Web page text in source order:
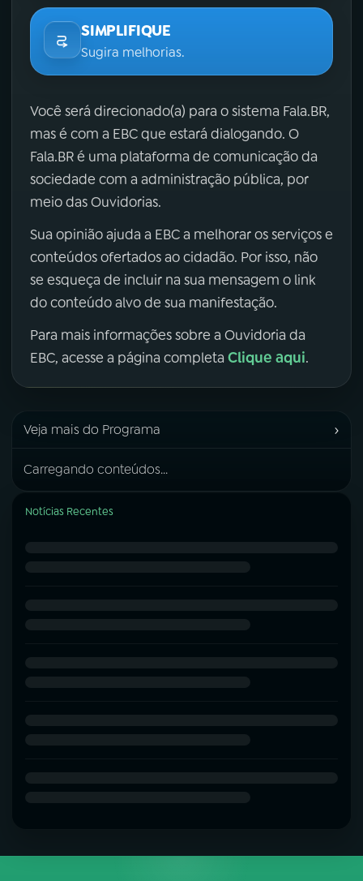
SIMPLIFIQUE
Sugira melhorias.
Você será direcionado(a) para o sistema Fala.BR,
mas é com a EBC que estará dialogando. O
Fala.BR é uma plataforma de comunicação da
sociedade com a administração pública, por
meio das Ouvidorias.
Sua opinião ajuda a EBC a melhorar os serviços e
conteúdos ofertados ao cidadão. Por isso, não
se esqueça de incluir na sua mensagem o link
do conteúdo alvo de sua manifestação.
Para mais informações sobre a Ouvidoria da
EBC, acesse a página completa Clique aqui.
Veja mais do Programa ›
Carregando conteúdos...
Notícias Recentes